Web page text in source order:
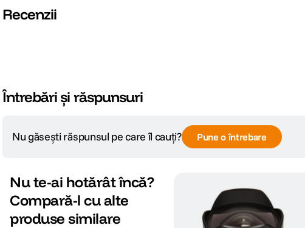
Recenzii
Întrebări și răspunsuri
Nu găsești răspunsul pe care îl cauți? Pune o întrebare
Nu te-ai hotărât încă?
Compară-l cu alte
produse similare